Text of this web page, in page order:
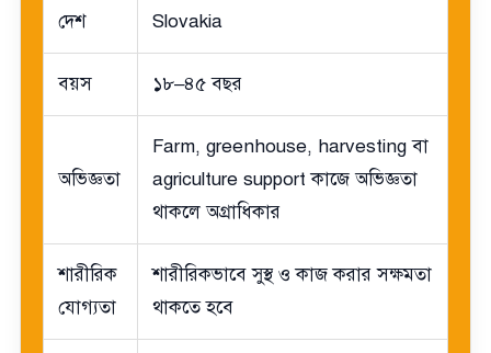
দেশ Slovakia
বয়স ১৮–৪৫ বছর
অভিজ্ঞতা
Farm, greenhouse, harvesting বা
agriculture support কাজে অভিজ্ঞতা
থাকলে অগ্রাধিকার
শারীরিক
যোগ্যতা
শারীরিকভাবে সুস্থ ও কাজ করার সক্ষমতা
থাকতে হবে